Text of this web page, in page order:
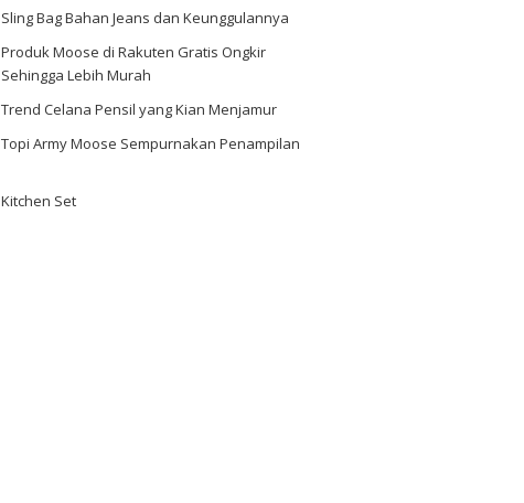
Sling Bag Bahan Jeans dan Keunggulannya
Produk Moose di Rakuten Gratis Ongkir
Sehingga Lebih Murah
Trend Celana Pensil yang Kian Menjamur
Topi Army Moose Sempurnakan Penampilan
Kitchen Set